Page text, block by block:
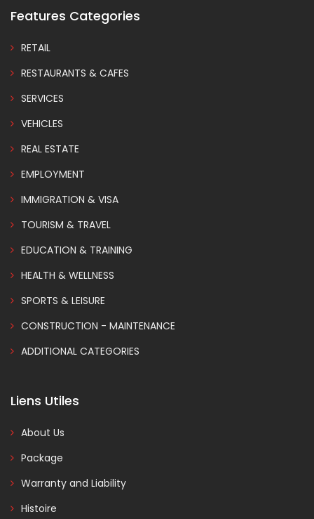
Features Categories
RETAIL
RESTAURANTS & CAFES
SERVICES
VEHICLES
REAL ESTATE
EMPLOYMENT
IMMIGRATION & VISA
TOURISM & TRAVEL
EDUCATION & TRAINING
HEALTH & WELLNESS
SPORTS & LEISURE
CONSTRUCTION - MAINTENANCE
ADDITIONAL CATEGORIES
Liens Utiles
About Us
Package
Warranty and Liability
Histoire